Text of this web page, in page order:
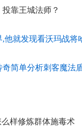
靠王城法师？
,他就发现看沃玛战将
奇简单分析刺客魔法
样修炼群体施毒术